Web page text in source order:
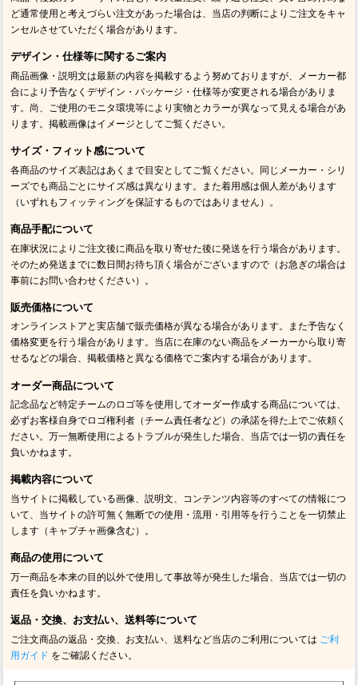
ど通常使用と考えづらい注文があった場合は、当店の判断によりご注文をキャ
ンセルさせていただく場合があります。
デザイン・仕様等に関するご案内
商品画像・説明文は最新の内容を掲載するよう努めておりますが、メーカー都
合により予告なくデザイン・パッケージ・仕様等が変更される場合がありま
す。尚、ご使用のモニタ環境等により実物とカラーが異なって見える場合があ
ります。掲載画像はイメージとしてご覧ください。
サイズ・フィット感について
各商品のサイズ表記はあくまで目安としてご覧ください。同じメーカー・シリ
ーズでも商品ごとにサイズ感は異なります。また着用感は個人差があります
（いずれもフィッティングを保証するものではありません）。
商品手配について
在庫状況によりご注文後に商品を取り寄せた後に発送を行う場合があります。
そのため発送までに数日間お待ち頂く場合がございますので（お急ぎの場合は
事前にお問い合わせください）。
販売価格について
オンラインストアと実店舗で販売価格が異なる場合があります。また予告なく
価格変更を行う場合があります。当店に在庫のない商品をメーカーから取り寄
せるなどの場合、掲載価格と異なる価格でご案内する場合があります。
オーダー商品について
記念品など特定チームのロゴ等を使用してオーダー作成する商品については、
必ずお客様自身でロゴ権利者（チーム責任者など）の承諾を得た上でご依頼く
ださい。万一無断使用によるトラブルが発生した場合、当店では一切の責任を
負いかねます。
掲載内容について
当サイトに掲載している画像、説明文、コンテンツ内容等のすべての情報につ
いて、当サイトの許可無く無断での使用・流用・引用等を行うことを一切禁止
します（キャプチャ画像含む）。
商品の使用について
万一商品を本来の目的以外で使用して事故等が発生した場合、当店では一切の
責任を負いかねます。
返品・交換、お支払い、送料等について
ご注文商品の返品・交換、お支払い、送料など当店のご利用については ご利
用ガイド をご確認ください。